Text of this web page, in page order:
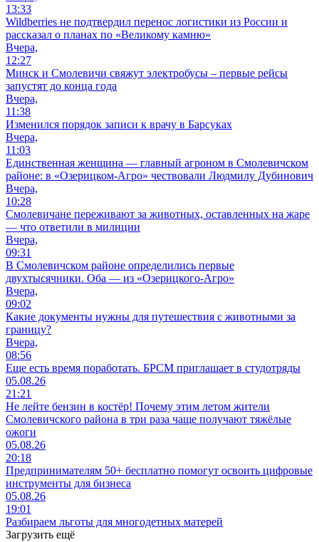
13:33
Wildberries не подтвердил перенос логистики из России и
рассказал о планах по «Великому камню»
Вчера,
12:27
Минск и Смолевичи свяжут электробусы – первые рейсы
запустят до конца года
Вчера,
11:38
Изменился порядок записи к врачу в Барсуках
Вчера,
11:03
Единственная женщина — главный агроном в Смолевичском
районе: в «Озерицком-Агро» чествовали Людмилу Дубинович
Вчера,
10:28
Смолевичане переживают за животных, оставленных на жаре
— что ответили в милиции
Вчера,
09:31
В Смолевичском районе определились первые
двухтысячники. Оба — из «Озерицкого-Агро»
Вчера,
09:02
Какие документы нужны для путешествия с животными за
границу?
Вчера,
08:56
Еще есть время поработать. БРСМ приглашает в студотряды
05.08.26
21:21
Не лейте бензин в костёр! Почему этим летом жители
Смолевичского района в три раза чаще получают тяжёлые
ожоги
05.08.26
20:18
Предпринимателям 50+ бесплатно помогут освоить цифровые
инструменты для бизнеса
05.08.26
19:01
Разбираем льготы для многодетных матерей
Загрузить ещё